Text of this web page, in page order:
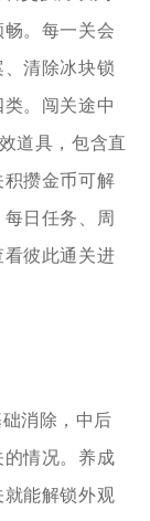
。每一关会
清除冰块锁
。闯关途中
道具，包含直
攒金币可解
日任务、周
彼此通关进
消除，中后
情况。养成
能解锁外观